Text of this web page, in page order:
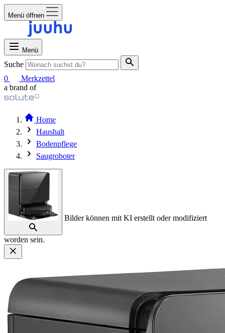
Menü öffnen
Menü
Suche
0
Merkzettel
a brand of
Home
Haushalt
Bodenpflege
Saugroboter
Bilder können mit KI erstellt oder modifiziert
worden sein.